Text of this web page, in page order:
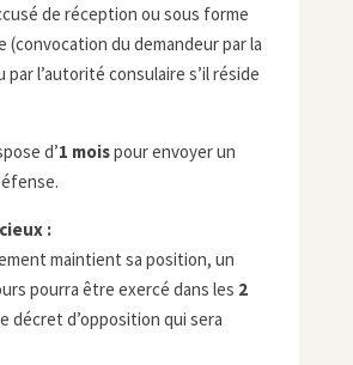
de réception ou sous forme
(convocation du demandeur par la
l’autorité consulaire s’il réside
d’1 moispour envoyer un
:
maintient sa position, un
pourra être exercé dans les 2
décret d’opposition qui sera